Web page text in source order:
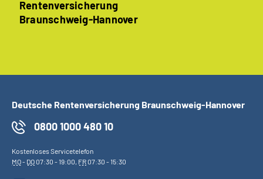
Rentenversicherung
Braunschweig-Hannover
Deutsche Rentenversicherung Braunschweig-Hannover
0800 1000 480 10
Kostenloses Servicetelefon
MO- DO07:30 - 19:00, FR07:30 - 15:30